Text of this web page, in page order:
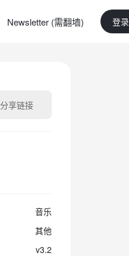
Newsletter (需翻墙) 登
分享链接
音乐
其他
v3.2